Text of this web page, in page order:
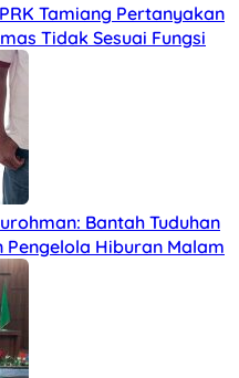
Tamiang Pertanyakan
Tidak Sesuai Fungsi
Bantah Tuduhan
Hiburan Malam